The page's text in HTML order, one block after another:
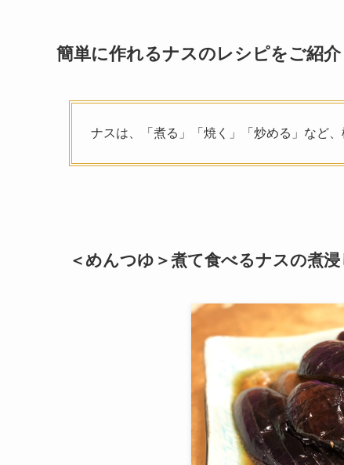
簡単に作れるナスのレシピをご紹介
ナスは、「煮る」「焼く」「炒める」など、
＜めんつゆ＞煮て食べるナスの煮浸